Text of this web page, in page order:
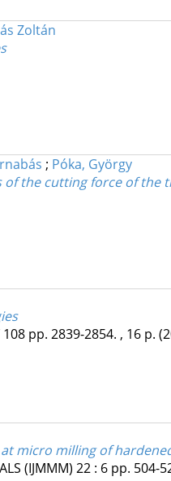
Zoltán
; Póka, György
of the cutting force of the
108 pp. 2839-2854. , 16 p.
micro milling of
(IJMMM) 22: 6 pp. 504-